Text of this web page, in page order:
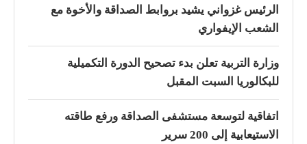
الرئيس غزواني يشيد بروابط الصداقة والأخوة مع
الشعب الإيفواري
وزارة التربية تعلن بدء تصحيح الدورة التكميلية
للبكالوريا السبت المقبل
اتفاقية لتوسعة مستشفى الصداقة ورفع طاقته
الاستيعابية إلى 200 سرير